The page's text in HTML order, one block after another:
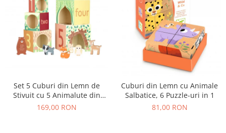
Set 5 Cuburi din Lemn de
Stivuit cu 5 Animalute din
Padure
169,00 RON
Cuburi din Lemn cu Animale
Salbatice, 6 Puzzle-uri in 1
81,00 RON